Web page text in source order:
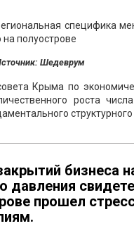
Шедеврум
Крыма по
роста
бизнеса
давления
прошел